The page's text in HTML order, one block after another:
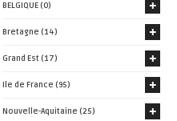
BELGIQUE (0)
Bretagne (14)
Grand Est (17)
Ile de France (95)
Nouvelle-Aquitaine (25)